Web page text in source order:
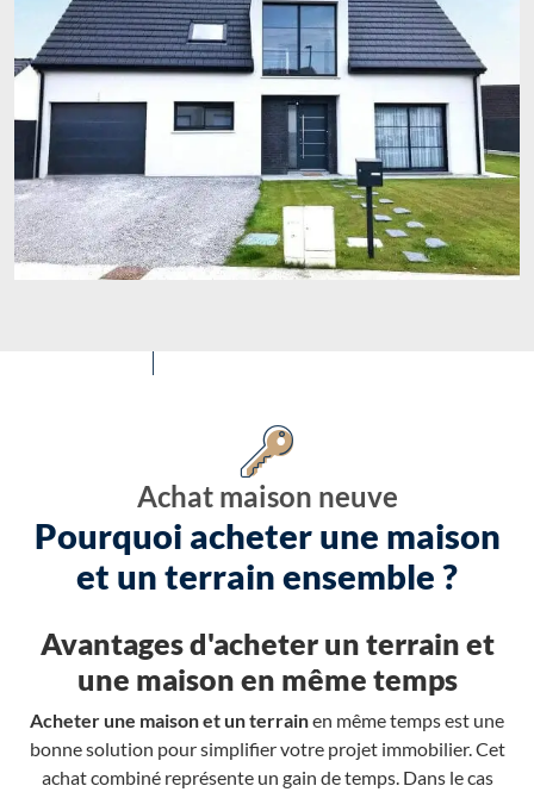
Achat maison neuve
Pourquoi acheter une maison
et un terrain ensemble ?
Avantages d'acheter un terrain et
une maison en même temps
Acheter une maison et un terrainen même temps est une
bonne solution pour simplifier votre projet immobilier. Cet
achat combiné représente un gain de temps. Dans le cas